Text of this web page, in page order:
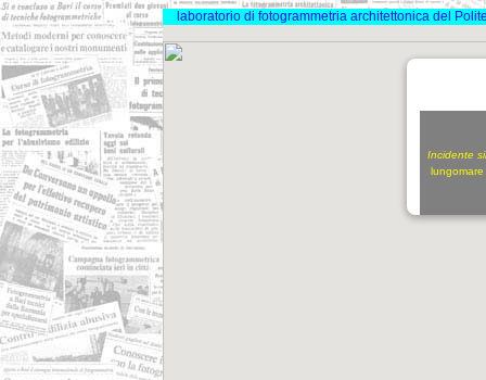
laboratorio di fotogrammetria architettonica del
Incidente
lungomare